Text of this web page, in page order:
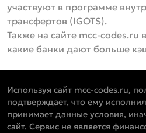
участвуют в программе
трансфертов (IGOTS).
Также на сайте mcc-codes.ru
какие банки дают больше
Используя сайт mcc-codes.ru,
подтверждает, что ему
принимает данные условия,
сайт. Сервис не является